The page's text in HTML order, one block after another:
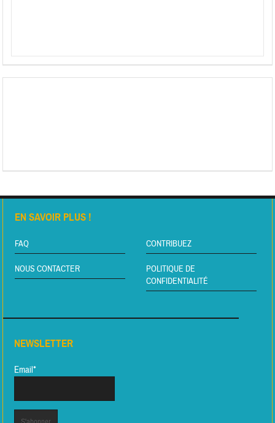
EN SAVOIR PLUS !
FAQ CONTRIBUEZ
NOUS CONTACTER
POLITIQUE DE
CONFIDENTIALITÉ
NEWSLETTER
Email*